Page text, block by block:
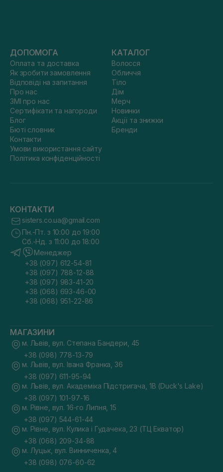
ДОПОМОГА
Оплата та доставка
Як зробити замовлення
Відповіді на запитання
Про нас
ЗМІ про нас
Сертифікати та нагороди
Блог
Бюті словник
Контакти
Умови використання сайту
Політика конфіденційності
КАТАЛОГ
Волосся
Обличчя
Тіло
Дім
Мерч
Новинки
Акції та знижки
Бренди
КОНТАКТИ
sisters.co.ua@gmail.com
Пн.-Пт. з 10:00 до 19:00
Сб.-Нд. з 11:00 до 18:00
Менеджер
+38 (097) 612-54-81
+38 (097) 788-12-88
+38 (097) 983-41-20
+38 (068) 693-46-00
+38 (068) 951-22-86
МАГАЗИНИ
м. Львів, вул. Степана Бандери, 45
+38 (098) 778-13-79
м. Львів, вул. Івана Франка, 36
+38 (097) 611-95-94
м. Львів, вул. Академіка Підстригача, 1В (Duck's Lake)
+38 (097) 101-97-16
м. Рівне, вул. 16-го Липня, 15
+38 (097) 544-61-44
м. Рівне, вул. Кулика і Гудачека, 23 (ТЦ Екватор)
+38 (068) 209-34-88
м. Луцьк, вул. Винниченка, 4
+38 (098) 076-60-62